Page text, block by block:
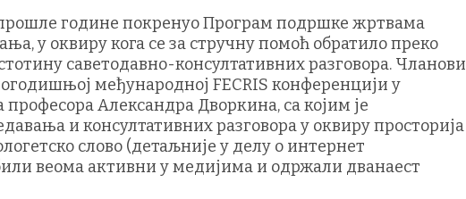
прошле године покренуо Програм подршке жртвама
у оквиру кога се за стручну помоћ обратило преко
саветодавно-консултативних разговора. Чланови
међународној FECRIS конференцији у
професора Александра Дворкина, са којим је
и консултативних разговора у оквиру просторија
слово (детаљније у делу о интернет
веома активни у медијима и одржали дванаест